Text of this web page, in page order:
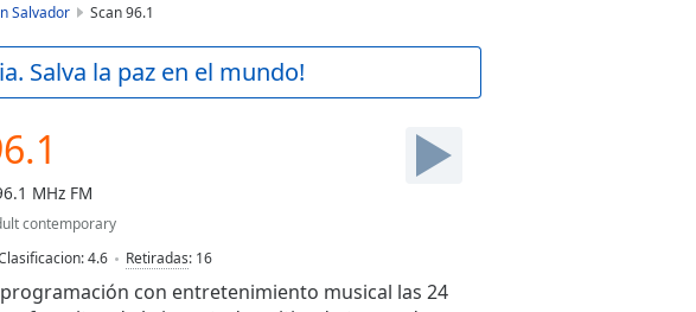
Salvador Scan 96.1
Salva la paz en el mundo!
MHz FM
contemporary
4.6 Retiradas: 16
con entretenimiento musical las 24